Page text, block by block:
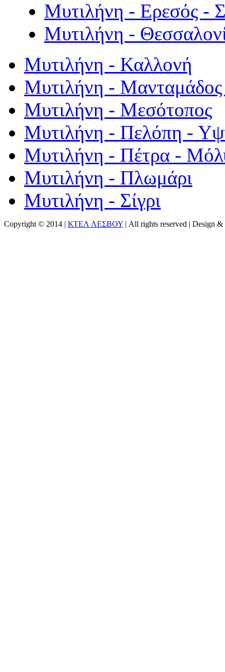
Μυτιλήνη - Ερεσός -
Μυτιλήνη -
Μυτιλήνη - Καλλονή
Μυτιλήνη - Μανταμάδος
Μυτιλήνη - Μεσότοπος
Μυτιλήνη - Πελόπη -
Μυτιλήνη - Πέτρα -
Μυτιλήνη - Πλωμάρι
Μυτιλήνη - Σίγρι
Copyright © 2014 | ΚΤΕΛ ΛΕΣΒΟΥ | All rights reserved | Design &